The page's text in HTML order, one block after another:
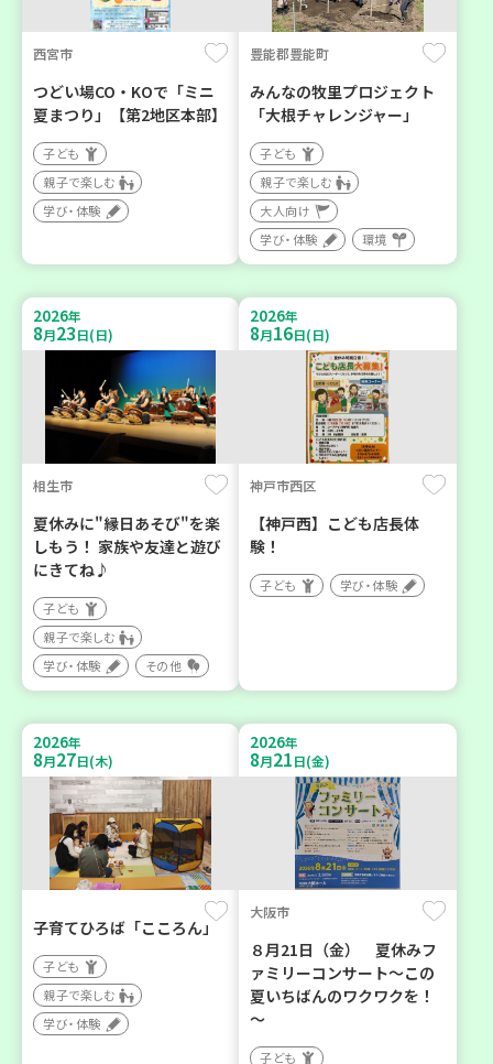
西宮市
つどい場CO・KOで「ミニ
夏まつり」【第2地区本部】
子ども
親子で楽しむ
学び・体験
豊能郡豊能町
みんなの牧里プロジェクト
「大根チャレンジャー」
子ども
親子で楽しむ
大人向け
学び・体験
環境
2026年
8月23日(日)
相生市
夏休みに"縁日あそび"を楽
しもう！ 家族や友達と遊び
にきてね♪
子ども
親子で楽しむ
学び・体験
その他
2026年
8月16日(日)
神戸市西区
【神戸西】こども店長体
験！
子ども 学び・体験
2026年
8月27日(木)
子育てひろば「こころん」
子ども
親子で楽しむ
学び・体験
2026年
8月21日(金)
大阪市
８月21日（金） 夏休みフ
ァミリーコンサート～この
夏いちばんのワクワクを！
～
子ども